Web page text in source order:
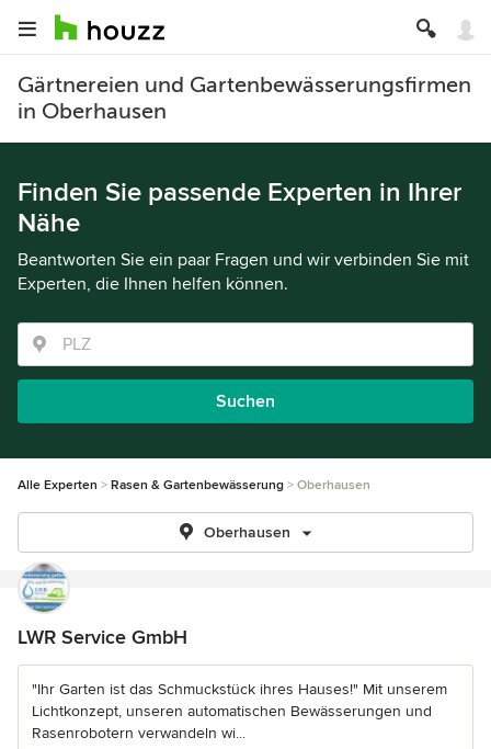
Gärtnereien und Gartenbewässerungsfirmen
in Oberhausen
Finden Sie passende Experten in Ihrer
Nähe
Beantworten Sie ein paar Fragen und wir verbinden Sie mit
Experten, die Ihnen helfen können.
Suchen
Alle Experten Rasen & Gartenbewässerung Oberhausen
Oberhausen
LWR Service GmbH
"Ihr Garten ist das Schmuckstück ihres Hauses!" Mit unserem
Lichtkonzept, unseren automatischen Bewässerungen und
Rasenrobotern verwandeln wi...